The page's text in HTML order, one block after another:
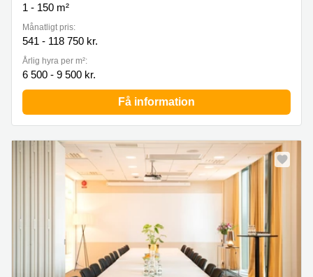
1 - 150 m²
Månatligt pris:
541 - 118 750 kr.
Årlig hyra per m²:
6 500 - 9 500 kr.
Få information